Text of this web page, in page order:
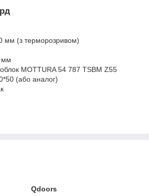
мм (з терморозривом)
мм
MOTTURA 54 787 TSBM Z55
(або аналог)
Qdoors